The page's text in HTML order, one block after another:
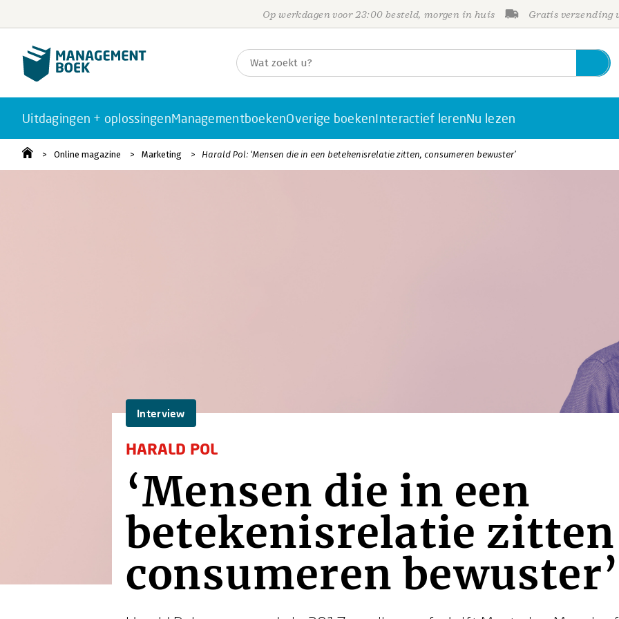
Op werkdagen voor 23:00 besteld, morgen in huis Gratis verzending
Uitdagingen + oplossingenManagementboekenOverige boekenInteractief lerenNu lezen
Online magazine Marketing Harald Pol: ‘Mensen die in een betekenisrelatie zitten, consumeren bewuster’
Interview
HARALD POL
‘Mensen die in een
betekenisrelatie
consumeren bewuster’